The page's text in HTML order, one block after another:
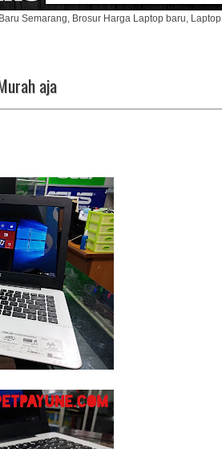
Semarang, Brosur Harga Laptop baru, Laptop
aja